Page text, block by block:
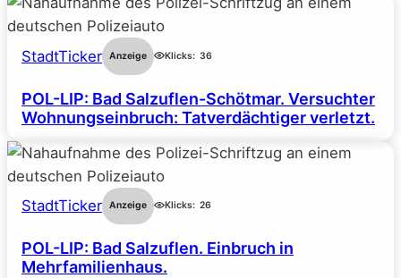
StadtTicker Anzeige Klicks: 36
POL-LIP: Bad Salzuflen-Schötmar. Versuchter
Wohnungseinbruch: Tatverdächtiger verletzt.
StadtTicker Anzeige Klicks: 26
POL-LIP: Bad Salzuflen. Einbruch in
Mehrfamilienhaus.